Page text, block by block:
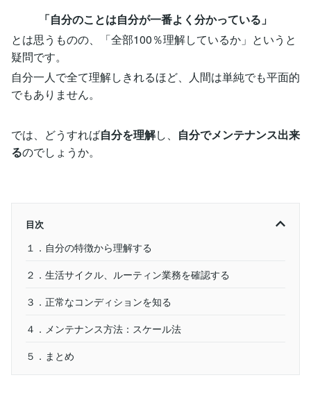
「自分のことは自分が一番よく分かっている」
とは思うものの、「全部100％理解しているか」というと
疑問です。
自分一人で全て理解しきれるほど、人間は単純でも平面的
でもありません。
では、どうすれば自分を理解し、 自分でメンテナンス出来
るのでしょうか。
目次
１．自分の特徴から理解する
２．生活サイクル、ルーティン業務を確認する
３．正常なコンディションを知る
４．メンテナンス方法：スケール法
５．まとめ